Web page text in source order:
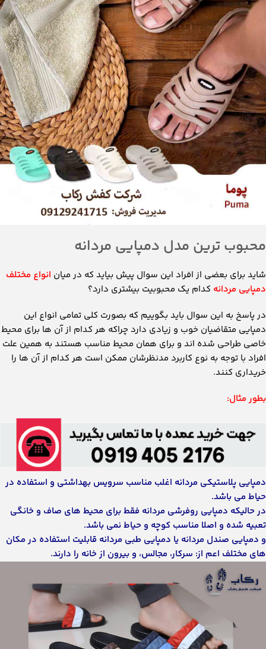
محبوب ترین مدل دمپایی مردانه
شاید برای بعضی از افراد این سوال پیش بیاید که در میان انواع مختلف
دمپایی مردانه کدام یک محبوبیت بیشتری دارد؟
در پاسخ به این سوال باید بگوییم که بصورت کلی تمامی انواع این
دمپایی متقاضیان خوب و زیادی دارد چراکه هر کدام از آن ها برای محیط
خاصی طراحی شده اند و برای همان محیط مناسب هستند به همین علت
افراد با توجه به نوع کاربرد مدنظرشان ممکن است هر کدام از آن ها را
خریداری کنند.
بطور مثال:
دمپایی پلاستیکی مردانه اغلب مناسب سرویس بهداشتی و استفاده در
حیاط می باشد.
در حالیکه دمپایی روفرشی مردانه فقط برای محیط های صاف و خانگی
تعبیه شده و اصلا مناسب کوچه و حیاط نمی باشد.
و دمپایی صندل مردانه یا دمپایی طبی مردانه قابلیت استفاده در مکان
های مختلف اعم از: سرکار، مجالس، و بیرون از خانه را دارند.